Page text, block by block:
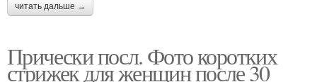
читать дальше →
Прически посл. Фото коротких
стрижек для женщин после 30